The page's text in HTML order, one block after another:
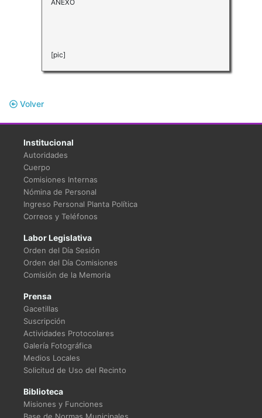
ANEXO
[pic]
Volver
Institucional
Autoridades
Cuerpo
Comisiones Internas
Nómina de Personal
Ingreso Personal Planta Política
Correos y Teléfonos
Labor Legislativa
Orden del Día Sesión
Orden del Día Comisiones
Comisión de la Memoria
Prensa
Gacetillas
Suscripción
Actividades Protocolares
Galería Fotográfica
Medios Locales
Solicitud de Uso del Recinto
Biblioteca
Misiones y Funciones